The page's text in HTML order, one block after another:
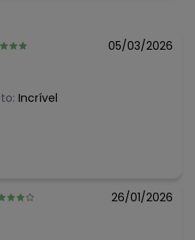
tamanho disponível.
05/03/2026
Incrível
26/01/2026